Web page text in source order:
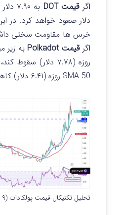
اگرقیمت DOT
دلار صعود خواهد کرد. در
خرس‌ ها مقاومت سختی
اگرقیمت Polkadot
روزه (۷.۷۸ دلار)
SMA 50 روزه (۶.۴۱ دلار) کاهش یابد.
تحلیل تکنیکال قیمت پولکادات (۹ دی ۱۴۰۲)